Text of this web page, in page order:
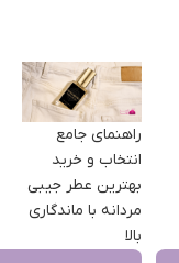
راهنمای جامع
انتخاب و خرید
بهترین عطر جیبی
مردانه با ماندگاری
بالا